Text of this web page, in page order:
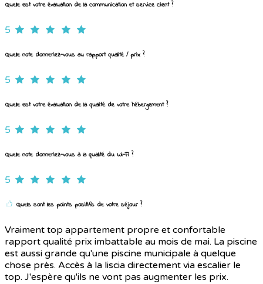
Quelle est votre évaluation de la communication et service client ?
5
Quelle note donneriez-vous au rapport qualité / prix ?
5
Quelle est votre évaluation de la qualité de votre hébergement ?
5
Quelle note donneriez-vous à la qualité du Wi-Fi ?
5
Quels sont les points positifs de votre séjour ?
Vraiment top appartement propre et confortable
rapport qualité prix imbattable au mois de mai. La piscine
est aussi grande qu'une piscine municipale à quelque
chose près. Accès à la liscia directement via escalier le
top. J'espère qu'ils ne vont pas augmenter les prix.